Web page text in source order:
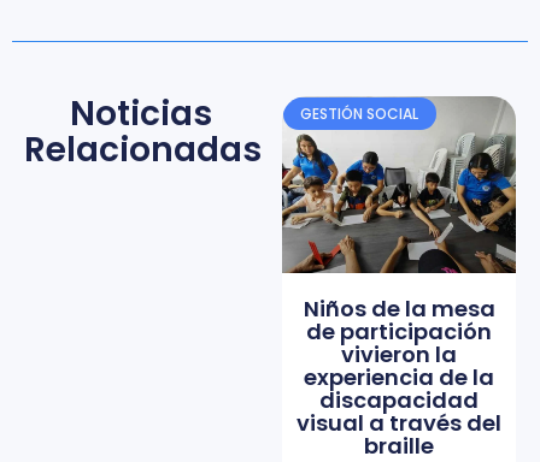
Noticias
Relacionadas
GESTIÓN SOCIAL
Niños de la mesa
de participación
vivieron la
experiencia de la
discapacidad
visual a través del
braille